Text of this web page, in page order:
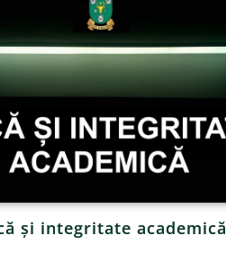
și integritate academică